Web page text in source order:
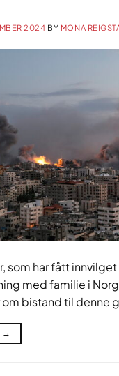
2024 BY MONA
som har fått innvilget
med familie i
om bistand til denne
→